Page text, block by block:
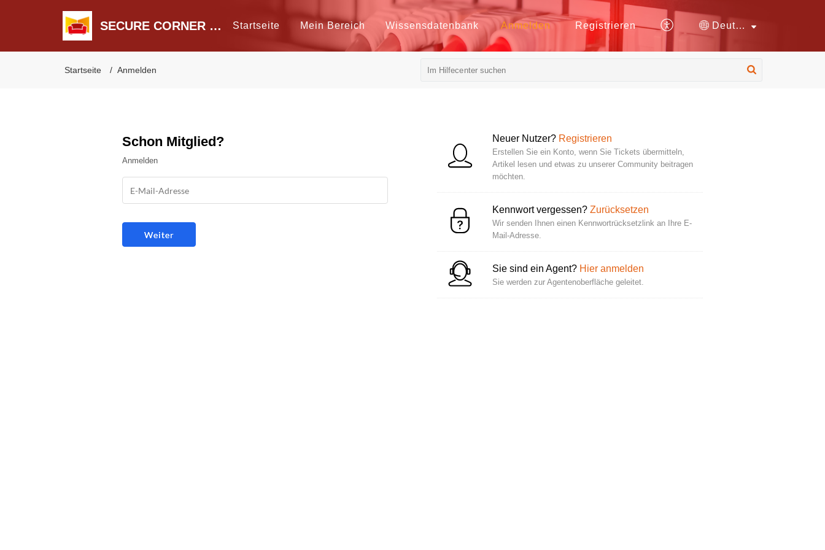
SECURE CORNER GmbH Startseite Mein Bereich Wissensdatenbank Anmelden Registrieren Deutsch
Startseite Anmelden
Schon Mitglied?
Anmelden
Neuer Nutzer? Registrieren
Erstellen Sie ein Konto, wenn Sie Tickets übermitteln,
Artikel lesen und etwas zu unserer Community beitragen
möchten.
Kennwort vergessen? Zurücksetzen
Wir senden Ihnen einen Kennwortrücksetzlink an Ihre E-
Mail-Adresse.
Sie sind ein Agent? Hier anmelden
Sie werden zur Agentenoberfläche geleitet.